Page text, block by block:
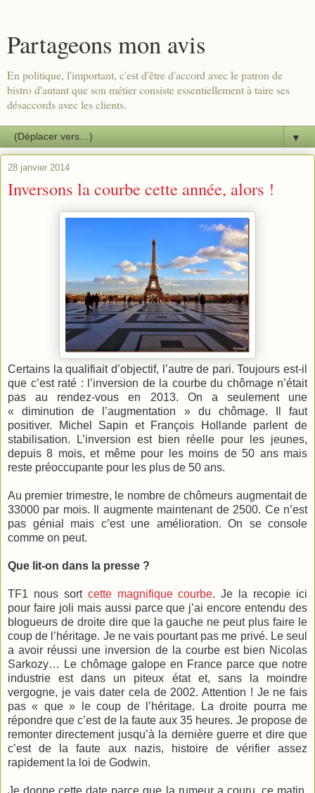
Partageons mon avis
En politique, l'important, c'est d'être d'accord avec le patron de
bistro d'autant que son métier consiste essentiellement à taire ses
désaccords avec les clients.
▼
28 janvier 2014
Inversons la courbe cette année, alors !
Certains la qualifiait d’objectif, l’autre de pari. Toujours est-il
que c’est raté : l’inversion de la courbe du chômage n’était
pas au rendez-vous en 2013. On a seulement une
« diminution de l’augmentation » du chômage. Il faut
positiver. Michel Sapin et François Hollande parlent de
stabilisation. L’inversion est bien réelle pour les jeunes,
depuis 8 mois, et même pour les moins de 50 ans mais
reste préoccupante pour les plus de 50 ans.
Au premier trimestre, le nombre de chômeurs augmentait de
33000 par mois. Il augmente maintenant de 2500. Ce n’est
pas génial mais c’est une amélioration. On se console
comme on peut.
Que lit-on dans la presse ?
TF1 nous sort cette magnifique courbe. Je la recopie ici
pour faire joli mais aussi parce que j’ai encore entendu des
blogueurs de droite dire que la gauche ne peut plus faire le
coup de l’héritage. Je ne vais pourtant pas me privé. Le seul
a avoir réussi une inversion de la courbe est bien Nicolas
Sarkozy… Le chômage galope en France parce que notre
industrie est dans un piteux état et, sans la moindre
vergogne, je vais dater cela de 2002. Attention ! Je ne fais
pas « que » le coup de l’héritage. La droite pourra me
répondre que c’est de la faute aux 35 heures. Je propose de
remonter directement jusqu’à la dernière guerre et dire que
c’est de la faute aux nazis, histoire de vérifier assez
rapidement la loi de Godwin.
Je donne cette date parce que la rumeur a couru, ce matin,